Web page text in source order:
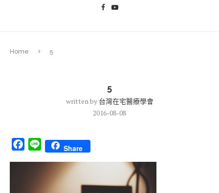
Home 5
5
written by 台灣在宅醫療學會
2016-08-08
Facebook
Line Share